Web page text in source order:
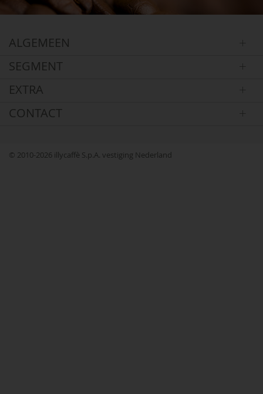
ALGEMEEN
SEGMENT
EXTRA
CONTACT
© 2010-2026 illycaffè S.p.A. vestiging Nederland